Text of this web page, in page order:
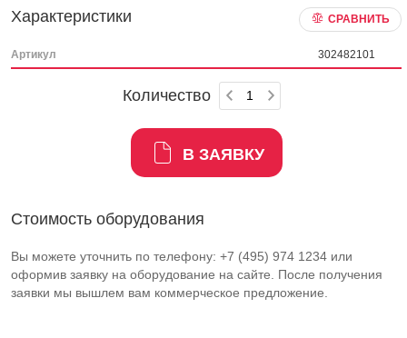
Характеристики СРАВНИТЬ
Артикул 302482101
Количество
В ЗАЯВКУ
Стоимость оборудования
Вы можете уточнить по телефону: +7 (495) 974 1234 или
оформив заявку на оборудование на сайте. После получения
заявки мы вышлем вам коммерческое предложение.